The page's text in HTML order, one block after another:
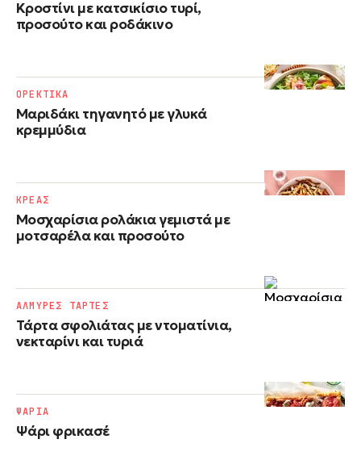
Κροστίνι με κατσικίσιο τυρί,
προσούτο και ροδάκινο
Μαριδάκι τηγανητό με γλυκά
κρεμμύδια
ΟΡΕΚΤΙΚΑ
Μοσχαρίσια ρολάκια γεμιστά με
μοτσαρέλα και προσούτο
ΚΡΕΑΣ
Τάρτα σφολιάτας με ντοματίνια,
νεκταρίνι και τυριά
ΑΛΜΥΡΕΣ ΤΑΡΤΕΣ
Ψάρι φρικασέ
ΨΑΡΙΑ